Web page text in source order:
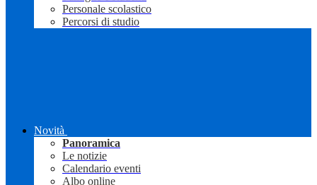
Personale scolastico
Percorsi di studio
Novità
Panoramica
Le notizie
Calendario eventi
Albo online